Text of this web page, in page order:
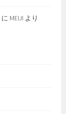
に MEIJI より